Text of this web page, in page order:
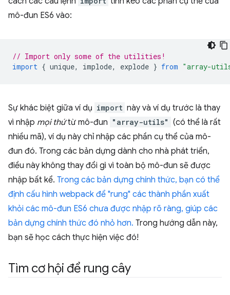
mô-đun ES6 vào:
// Import only some of the utilities!
import { unique, implode, explode } from "array-
Sự khác biệt giữa ví dụ import này và ví dụ trước là thay
vì nhập mọi thứtừ mô-đun "array-utils" (có thể là rất
nhiều mã), ví dụ này chỉ nhập các phần cụ thể của mô-
đun đó. Trong các bản dựng dành cho nhà phát triển,
điều này không thay đổi gì vì toàn bộ mô-đun sẽ được
nhập bất kể. Trong các bản dựng chính thức, bạn có thể
định cấu hình webpack để "rung" các thành phần xuất
khỏi các mô-đun ES6 chưa được nhập rõ ràng, giúp các
bản dựng chính thức đó nhỏ hơn. Trong hướng dẫn này,
bạn sẽ học cách thực hiện việc đó!
Tìm cơ hội để rung cây